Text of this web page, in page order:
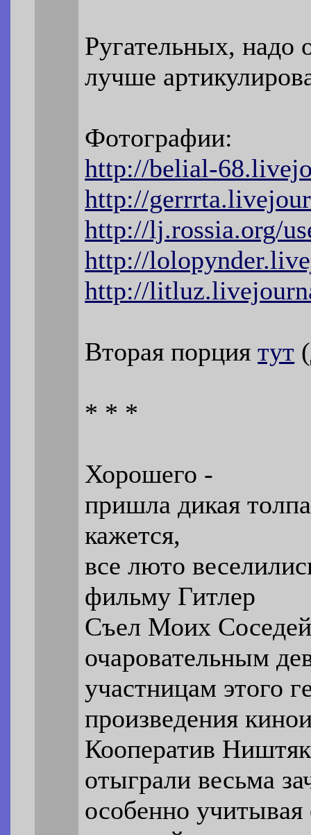
Ругательных, надо
лучше
Фотографии:
http://belial-
http://
http://lj.rossia.org/
http://
http://
Вторая порциятут
* * *
Хорошего -
пришла дикая
кажется,
все люто
фильму Гитлер
Съел Моих
очаровательным
участницам этого
произведения
Кооператив
отыграли весьма
особенно учитывая